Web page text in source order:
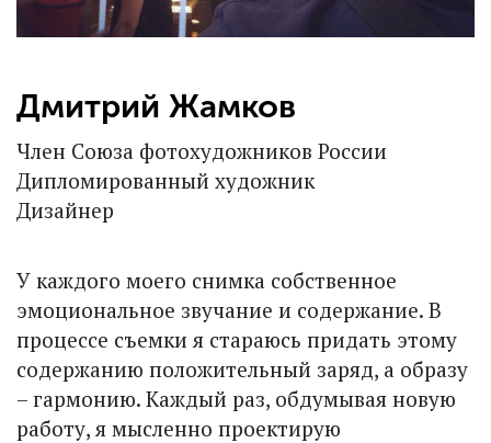
Дмитрий Жамков
Член Союза фотохудожников России
Дипломированный художник
Дизайнер
У каждого моего снимка собственное
эмоциональное звучание и содержание. В
процессе съемки я стараюсь придать этому
содержанию положительный заряд, а образу
– гармонию. Каждый раз, обдумывая новую
работу, я мысленно проектирую